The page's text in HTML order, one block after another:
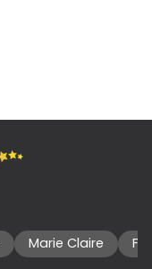
Marie Claire